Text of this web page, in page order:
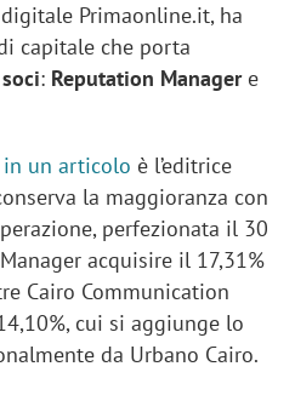
Primaonline.it, ha
capitale che porta
: Reputation Managere
in un articolo è l’editrice
la maggioranza con
perfezionata il 30
acquisire il 17,31%
Cairo Communication
cui si aggiunge lo
da Urbano Cairo.